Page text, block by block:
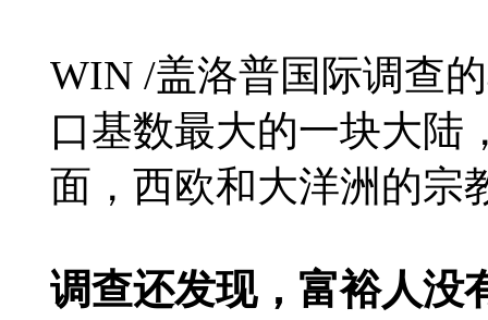
WIN /盖洛普国际调查
口基数最大的一块大陆
面，西欧和大洋洲的宗
调查还发现，富裕人没